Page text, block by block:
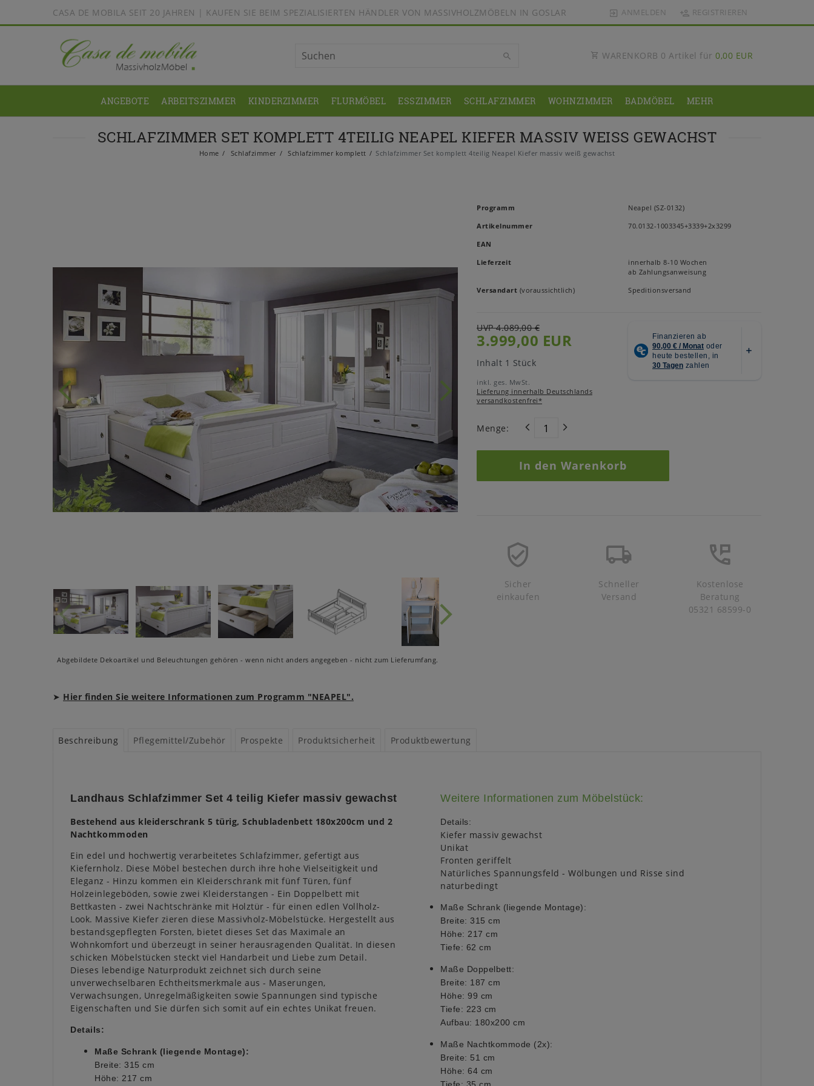
CASA DE MOBILA SEIT 20 JAHREN | KAUFEN SIE BEIM SPEZIALISIERTEN HÄNDLER VON MASSIVHOLZMÖBELN IN GOSLAR ANMELDEN REGISTRIEREN
WARENKORB 0 Artikel für 0,00 EUR
ANGEBOTE ARBEITSZIMMER KINDERZIMMER FLURMÖBEL ESSZIMMER SCHLAFZIMMER WOHNZIMMER BADMÖBEL MEHR
SCHLAFZIMMER SET KOMPLETT 4TEILIG NEAPEL KIEFER MASSIV WEISS GEWACHST
Home Schlafzimmer Schlafzimmer komplett Schlafzimmer Set komplett 4teilig Neapel Kiefer massiv weiß gewachst
Abgebildete Dekoartikel und Beleuchtungen gehören - wenn nicht anders angegeben - nicht zum Lieferumfang.
Programm
Neapel (SZ-0132)
Artikelnummer
70.0132-1003345+3339+2x3299
EAN
Lieferzeit
innerhalb 8-10 Wochen
ab Zahlungsanweisung
Versandart (voraussichtlich) Speditionsversand
UVP 4.089,00 €
3.999,00 EUR
Inhalt 1 Stück
inkl. ges. MwSt.
Lieferung innerhalb Deutschlands
versandkostenfrei*
Menge:
In den Warenkorb
Sicher
einkaufen
Schneller
Versand
Kostenlose
Beratung
05321 68599-0
➤ Hier finden Sie weitere Informationen zum Programm "NEAPEL".
Beschreibung Pflegemittel/Zubehör Prospekte Produktsicherheit Produktbewertung
Landhaus Schlafzimmer Set 4 teilig Kiefer massiv gewachst
Bestehend aus kleiderschrank 5 türig, Schubladenbett 180x200cm und 2
Nachtkommoden
Ein edel und hochwertig verarbeitetes Schlafzimmer, gefertigt aus
Kiefernholz. Diese Möbel bestechen durch ihre hohe Vielseitigkeit und
Eleganz - Hinzu kommen ein Kleiderschrank mit fünf Türen, fünf
Holzeinlegeböden, sowie zwei Kleiderstangen - Ein Doppelbett mit
Bettkasten - zwei Nachtschränke mit Holztür - für einen edlen Vollholz-
Look. Massive Kiefer zieren diese Massivholz-Möbelstücke. Hergestellt aus
bestandsgepflegten Forsten, bietet dieses Set das Maximale an
Wohnkomfort und überzeugt in seiner herausragenden Qualität. In diesen
schicken Möbelstücken steckt viel Handarbeit und Liebe zum Detail.
Dieses lebendige Naturprodukt zeichnet sich durch seine
unverwechselbaren Echtheitsmerkmale aus - Maserungen,
Verwachsungen, Unregelmäßigkeiten sowie Spannungen sind typische
Eigenschaften und Sie dürfen sich somit auf ein echtes Unikat freuen.
Details:
Maße Schrank (liegende Montage):
Breite: 315 cm
Höhe: 217 cm
Weitere Informationen zum Möbelstück:
Details:
Kiefer massiv gewachst
Unikat
Fronten geriffelt
Natürliches Spannungsfeld - Wölbungen und Risse sind
naturbedingt
Maße Schrank (liegende Montage):
Breite: 315 cm
Höhe: 217 cm
Tiefe: 62 cm
Maße Doppelbett:
Breite: 187 cm
Höhe: 99 cm
Tiefe: 223 cm
Aufbau: 180x200 cm
Maße Nachtkommode (2x):
Breite: 51 cm
Höhe: 64 cm